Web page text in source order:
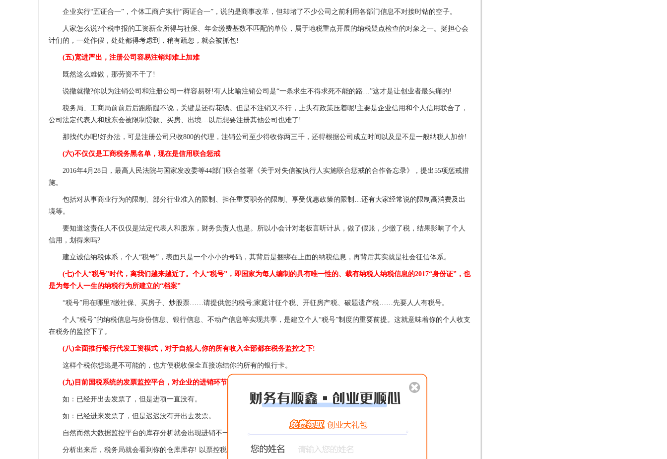
企业实行“五证合一”，个体工商户实行“两证合一”，说的是商事改革，但却堵了不少公司之前利用各部门信息不对接时钻的空子。
人家怎么说?个税申报的工资薪金所得与社保、年金缴费基数不匹配的单位，属于地税重点开展的纳税疑点检查的对象之一。挺担心会
计们的，一处作假，处处都得考虑到，稍有疏忽，就会被抓包!
(五)宽进严出，注册公司容易注销却难上加难
既然这么难做，那劳资不干了!
说撤就撤?你以为注销公司和注册公司一样容易呀!有人比喻注销公司是“一条求生不得求死不能的路…”这才是让创业者最头痛的!
税务局、工商局前前后后跑断腿不说，关键是还得花钱。但是不注销又不行，上头有政策压着呢!主要是企业信用和个人信用联合了，
公司法定代表人和股东会被限制贷款、买房、出境…以后想要注册其他公司也难了!
那找代办吧!好办法，可是注册公司只收800的代理，注销公司至少得收你两三千，还得根据公司成立时间以及是不是一般纳税人加价!
(六)不仅仅是工商税务黑名单，现在是信用联合惩戒
2016年4月28日，最高人民法院与国家发改委等44部门联合签署《关于对失信被执行人实施联合惩戒的合作备忘录》，提出55项惩戒措
施。
包括对从事商业行为的限制、部分行业准入的限制、担任重要职务的限制、享受优惠政策的限制…还有大家经常说的限制高消费及出
境等。
要知道这责任人不仅仅是法定代表人和股东，财务负责人也是。所以小会计对老板言听计从，做了假账，少缴了税，结果影响了个人
信用，划得来吗?
建立诚信纳税体系，个人“税号”，表面只是一个小小的号码，其背后是捆绑在上面的纳税信息，再背后其实就是社会征信体系。
(七)个人“税号”时代，离我们越来越近了。个人“税号”，即国家为每人编制的具有唯一性的、载有纳税人纳税信息的2017“身份证”，也
是为每个人一生的纳税行为所建立的“档案”
“税号”用在哪里?缴社保、买房子、炒股票……请提供您的税号;家庭计征个税、开征房产税、破题遗产税……先要人人有税号。
个人“税号”的纳税信息与身份信息、银行信息、不动产信息等实现共享，是建立个人“税号”制度的重要前提。这就意味着你的个人收支
在税务的监控下了。
(八)全面推行银行代发工资模式，对于自然人,你的所有收入全部都在税务监控之下!
这样个税你想逃是不可能的，也方便税收保全直接冻结你的所有的银行卡。
(九)目前国税系统的发票监控平台，对企业的进销环节以及库存进行监控
如：已经开出去发票了，但是进项一直没有。
如：已经进来发票了，但是迟迟没有开出去发票。
自然而然大数据监控平台的库存分析就会出现进销不一致。
分析出来后，税务局就会看到你的仓库库存! 以票控税时代!